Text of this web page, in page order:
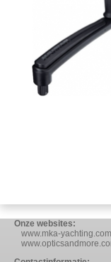
Onze websites:
www.mka-yachting.com